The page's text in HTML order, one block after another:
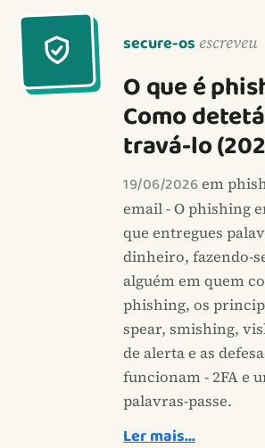
secure-os escreveu
O que é
Como
travá-lo
19/06/2026em
email - O phishing
que entregues
dinheiro, fazendo-
alguém em quem
phishing, os
spear, smishing,
de alerta e as
funcionam - 2FA e
palavras-passe.
Ler mais…